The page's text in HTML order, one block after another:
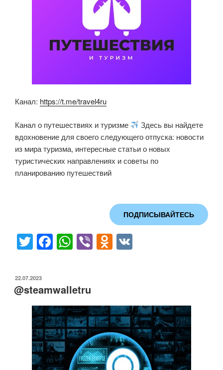
Канал: https://t.me/travel4ru
Канал о путешествиях и туризме
Здесь вы найдете
вдохновение для своего следующего отпуска: новости
из мира туризма, интересные статьи о новых
туристических направлениях и советы по
планированию путешествий
ПОДПИСЫВАЙТЕСЬ
T
wi
tt
er
F
a
e
b
o
o
k
W
h
s
A
p
p
Vi
b
O
d
kl
a
ss
ni
ОПУБЛИКОВАНО
22.07.2023
@steamwalletru